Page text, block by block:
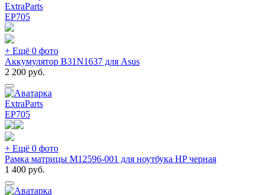
ExtraParts
EP705
+ Ещё 0 фото
Аккумулятор B31N1637 для Asus
2 200 руб.
ExtraParts
EP705
+ Ещё 0 фото
Рамка матрицы M12596-001 для ноутбука HP черная
1 400 руб.